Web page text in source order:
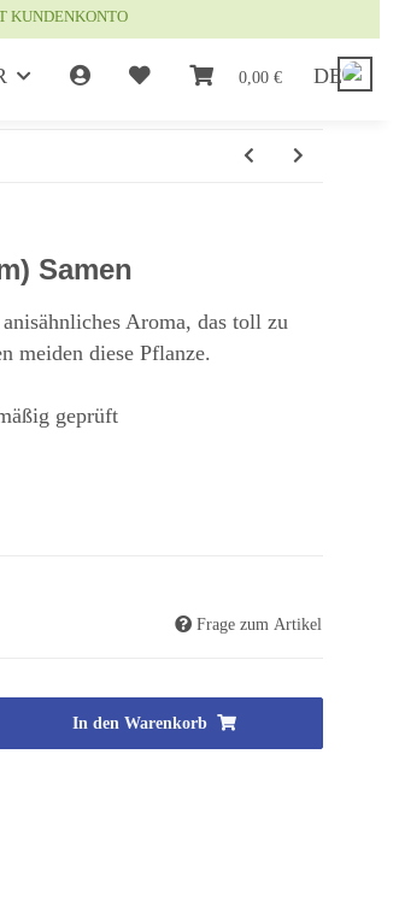
KUNDENKONTO
0,00 € DE
Samen
Aroma, das toll zu
meiden diese Pflanze.
geprüft
Frage zum Artikel
In den Warenkorb